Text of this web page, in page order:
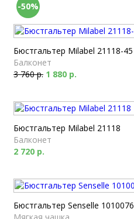
-50%
Бюстгальтер Milabel 21118-45
Балконет
3 760 р. 1 880 р.
Бюстгальтер Milabel 21118
Балконет
2 720 р.
Бюстгальтер Senselle 1010076